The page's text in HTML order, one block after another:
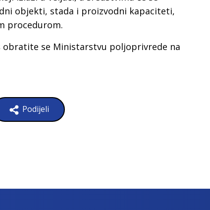
objekti, stada i proizvodni kapaciteti,
procedurom.
obratite se Ministarstvu poljoprivrede na
Podijeli